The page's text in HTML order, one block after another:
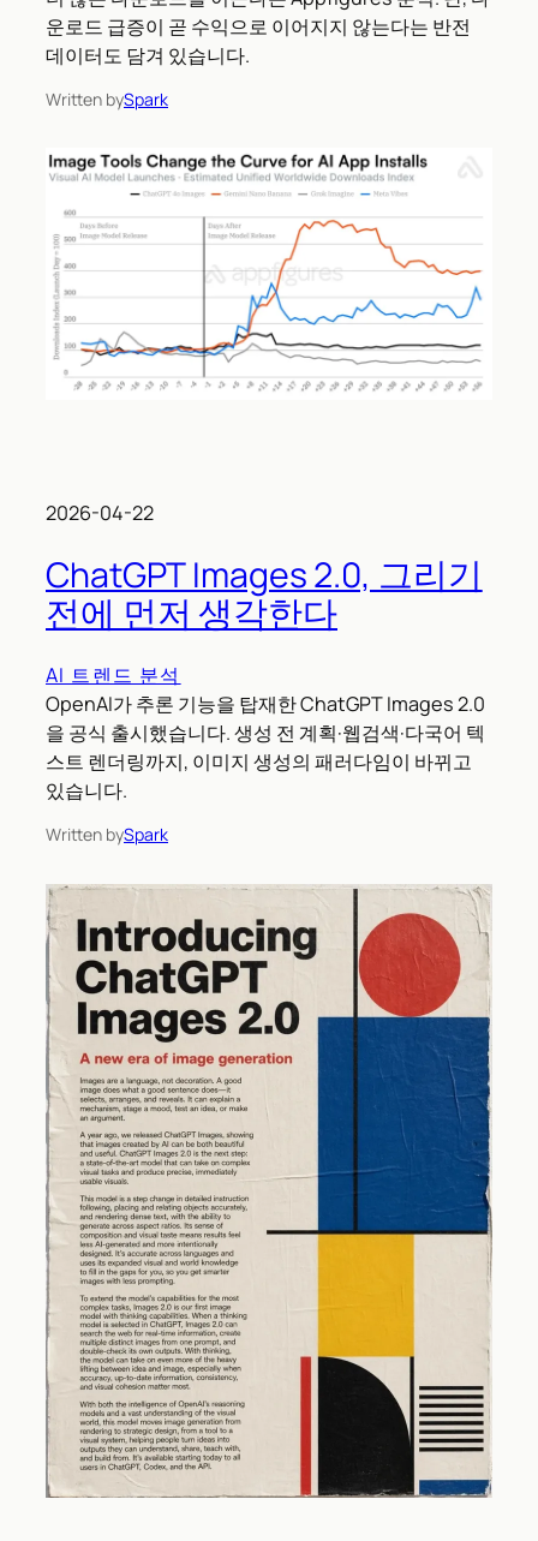
운로드 급증이 곧 수익으로 이어지지 않는다는 반전
데이터도 담겨 있습니다.
Written bySpark
2026-04-22
ChatGPT Images 2.0, 그리기
전에 먼저 생각한다
AI 트렌드 분석
OpenAI가 추론 기능을 탑재한 ChatGPT Images 2.0
을 공식 출시했습니다. 생성 전 계획·웹검색·다국어 텍
스트 렌더링까지, 이미지 생성의 패러다임이 바뀌고
있습니다.
Written bySpark